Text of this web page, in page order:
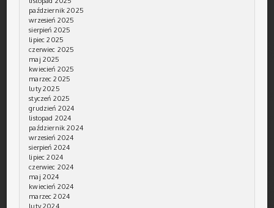
październik 2025
wrzesień 2025
sierpień 2025
lipiec 2025
czerwiec 2025
maj 2025
kwiecień 2025
marzec 2025
luty 2025
styczeń 2025
grudzień 2024
listopad 2024
październik 2024
wrzesień 2024
sierpień 2024
lipiec 2024
czerwiec 2024
maj 2024
kwiecień 2024
marzec 2024